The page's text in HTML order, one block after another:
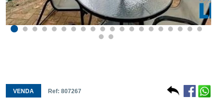
VENDA Ref: 807267